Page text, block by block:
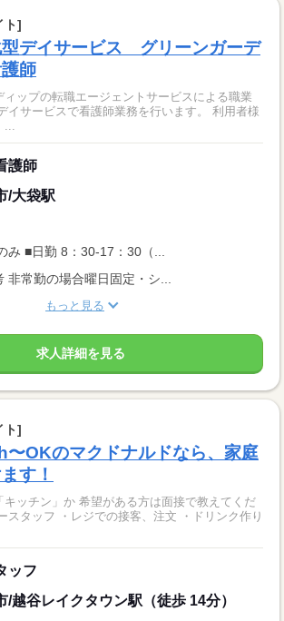
ト]
型デイサービス グリーンガーデ
師
ップの転職エージェントサービスによる職業
イサービスで看護師業務を行います。 利用者様
...
護師
/大袋駅
み ■日勤 8：30-17：30（...
非常勤の場合曜日固定・シ...
もっと見る
求人詳細を見る
ト]
〜OKのマクドナルドなら、家庭
す！
キッチン」か 希望がある方は面接で教えてくだ
ッフ
/越谷レイクタウン駅（徒歩 14分）